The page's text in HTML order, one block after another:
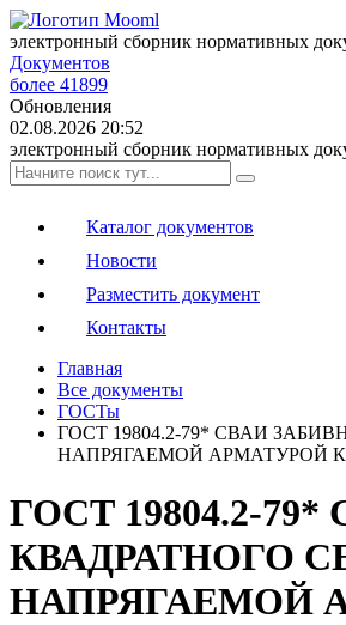
электронный сборник нормативных
Документов
более 41899
Обновления
02.08.2026 20:52
электронный сборник нормативных
Каталог документов
Новости
Разместить документ
Контакты
Главная
Все документы
ГОСТы
ГОСТ 19804.2-79* СВАИ
НАПРЯГАЕМОЙ АРМАТУРОЙ
ГОСТ 19804.2-
КВАДРАТНОГО
НАПРЯГАЕМОЙ